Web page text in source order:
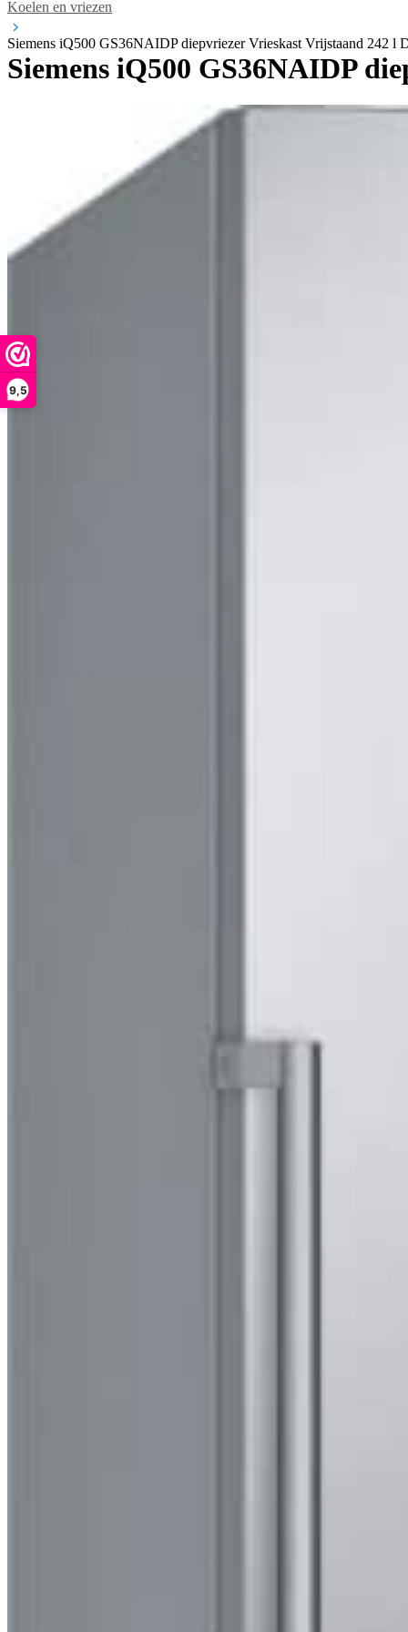
9,5
Koelen en vriezen
Siemens iQ500 GS36NAIDP diepvriezer Vrieskast Vrijstaand 242 l
Siemens iQ500 GS36NAIDP